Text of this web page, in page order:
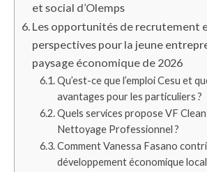
et social d’Olemps
Les opportunités de recrutement
perspectives pour la jeune
paysage économique de 2026
Qu’est-ce que l’emploi Cesu et
avantages pour les particuliers ?
Quels services propose VF
Nettoyage Professionnel ?
Comment Vanessa Fasano
développement économique local